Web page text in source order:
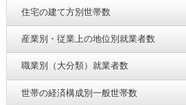
住宅の建て方別世帯数
産業別・従業上の地位別就業者数
職業別（大分類）就業者数
世帯の経済構成別一般世帯数